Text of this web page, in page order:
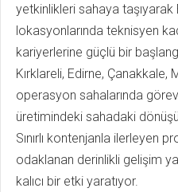
yetkinlikleri sahaya taşıyarak
lokasyonlarında teknisyen
kariyerlerine güçlü bir
Kırklareli, Edirne, Çanakkale,
operasyon sahalarında
üretimindeki sahadaki
Sınırlı kontenjanla ilerleyen
odaklanan derinlikli gelişim
kalıcı bir etki yaratıyor.